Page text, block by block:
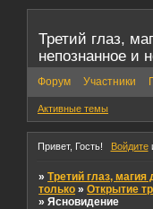
Третий глаз,
непознанное и
Форум Участники
Активные темы
Привет, Гость! Войдите
»Третий глаз, магия
только »Открытие
»Ясновидение